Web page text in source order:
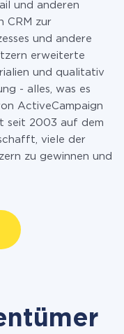
und anderen
CRM zur
und andere
erweiterte
und qualitativ
- alles, was es
ActiveCampaign
seit 2003 auf dem
viele der
zu gewinnen und